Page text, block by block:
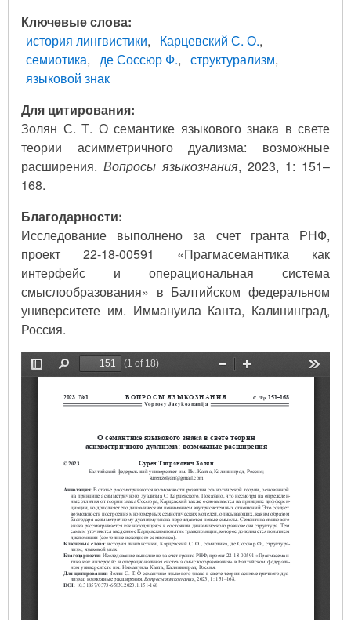
Ключевые слова
история лингвистики
Карцевский С. О.
семиотика
де Соссюр Ф.
структурализм
языковой знак
Для цитирования:
Золян С. Т. О семантике языкового знака в свете
теории асимметричного дуализма: возможные
расширения. Вопросы языкознания, 2023, 1: 151–
168.
Благодарности:
Исследование выполнено за счет гранта РНФ,
проект 22-18-00591 «Прагмасемантика как
интерфейс и операциональная система
смыслообразования» в Балтийском федеральном
университете им. Иммануила Канта, Калининград,
Россия.